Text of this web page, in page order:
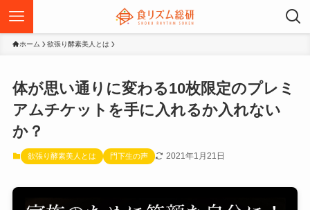
ホーム 欲張り酵素美人とは
体が思い通りに変わる10枚限定のプレミ
アムチケットを手に入れるか入れない
か？
欲張り酵素美人とは 門下生の声 2021年1月21日